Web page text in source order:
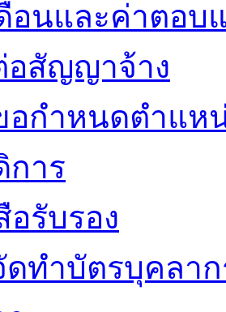
ดือนและค่าตอบ
อสัญญาจ้าง
อกำหนดตำแห
การ
อรับรอง
ดทำบัตรบุคลา